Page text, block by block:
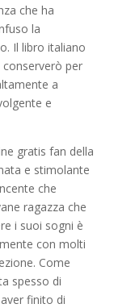
che ha
la
Il libro italiano
per
a
e
gratis fan della
e stimolante
che
ragazza che
i suoi sogni è
con molti
Come
spesso di
finito di